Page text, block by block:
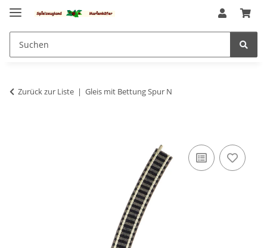
Zurück zur Liste Gleis mit Bettung Spur N